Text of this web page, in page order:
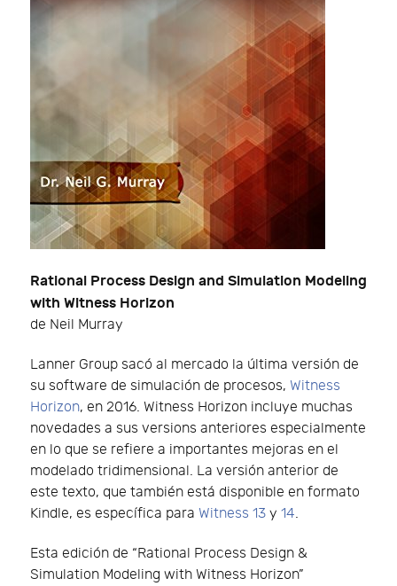
Rational Process Design and Simulation Modeling
with Witness Horizon
de Neil Murray
Lanner Group sacó al mercado la última versión de
su software de simulación de procesos, Witness
Horizon, en 2016. Witness Horizon incluye muchas
novedades a sus versions anteriores especialmente
en lo que se refiere a importantes mejoras en el
modelado tridimensional. La versión anterior de
este texto, que también está disponible en formato
Kindle, es específica para Witness 13 y 14.
Esta edición de “Rational Process Design &
Simulation Modeling with Witness Horizon”